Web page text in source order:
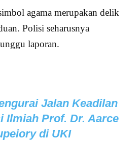
agama merupakan delik
Polisi seharusnya
laporan.
Jalan Keadilan
Ilmiah Prof. Dr. Aarce
di UKI